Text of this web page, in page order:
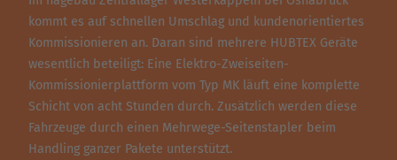
kommt es auf schnellen Umschlag und kundenorientiertes
Kommissionieren an. Daran sind mehrere HUBTEX Geräte
wesentlich beteiligt: Eine Elektro-Zweiseiten-
Kommissionierplattform vom Typ MK läuft eine komplette
Schicht von acht Stunden durch. Zusätzlich werden diese
Fahrzeuge durch einen Mehrwege-Seitenstapler beim
Handling ganzer Pakete unterstützt.